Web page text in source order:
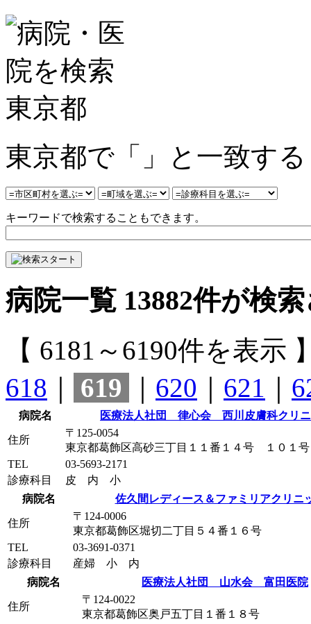
東京都で「」と一致す
キーワードで検索することもできます。
病院一覧 13882件が検
【 6181～6190件を表示
618
619 620 621
病院名 医療法人社団 律心会 西川皮膚科クリ
住所
〒125-0054
東京都葛飾区高砂三丁目１１番１４号 １０１号
TEL
03-5693-2171
診療科目
皮 内 小
病院名
佐久間レディース＆ファミリアクリニ
住所
〒124-0006
東京都葛飾区堀切二丁目５４番１６号
TEL
03-3691-0371
診療科目
産婦 小 内
病院名
医療法人社団 山水会 富田医院
住所
〒124-0022
東京都葛飾区奥戸五丁目１番１８号